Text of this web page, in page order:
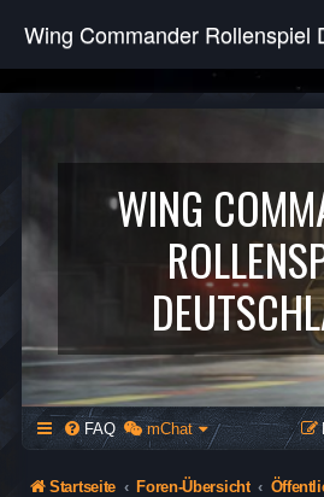
Wing Commander Rollenspiel
WING
FAQ mChat
Startseite Foren-Übersicht